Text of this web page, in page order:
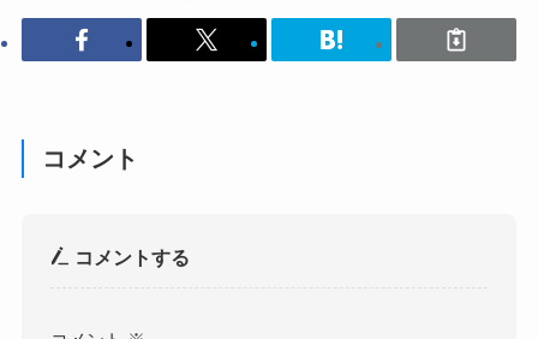
コメント
コメントする